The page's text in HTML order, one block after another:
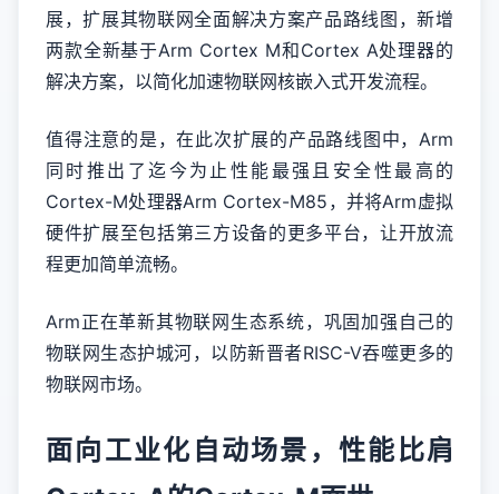
展，扩展其物联网全面解决方案产品路线图，新增
两款全新基于Arm Cortex M和Cortex A处理器的
解决方案，以简化加速物联网核嵌入式开发流程。
值得注意的是，在此次扩展的产品路线图中，Arm
同时推出了迄今为止性能最强且安全性最高的
Cortex-M处理器Arm Cortex-M85，并将Arm虚拟
硬件扩展至包括第三方设备的更多平台，让开放流
程更加简单流畅。
Arm正在革新其物联网生态系统，巩固加强自己的
物联网生态护城河，以防新晋者RISC-V吞噬更多的
物联网市场。
面向工业化自动场景，性能比肩